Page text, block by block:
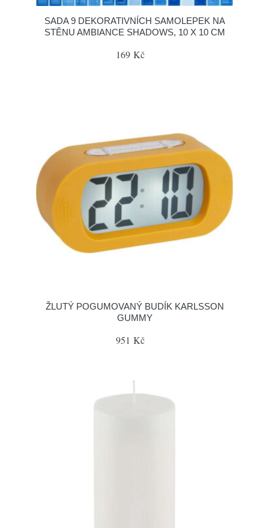
SADA 9 DEKORATIVNÍCH SAMOLEPEK NA
STĚNU AMBIANCE SHADOWS, 10 X 10 CM
169 Kč
ŽLUTÝ POGUMOVANÝ BUDÍK KARLSSON
GUMMY
951 Kč